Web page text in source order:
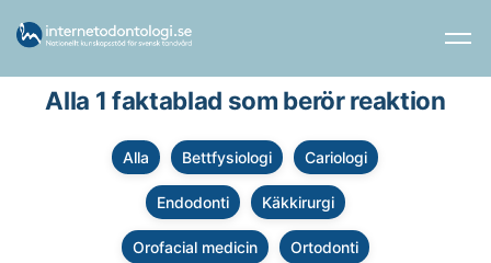
Alla 1 faktablad som berör reaktion
Alla Bettfysiologi Cariologi
Endodonti Käkkirurgi
Orofacial medicin Ortodonti